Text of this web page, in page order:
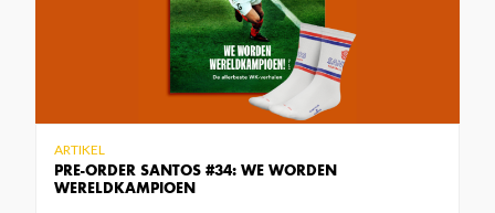
PRE-ORDER SANTOS #34: WE WORDEN
WERELDKAMPIOEN
ARTIKEL